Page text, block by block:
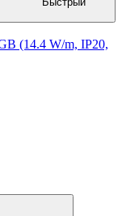
(14.4 W/m, IP20,